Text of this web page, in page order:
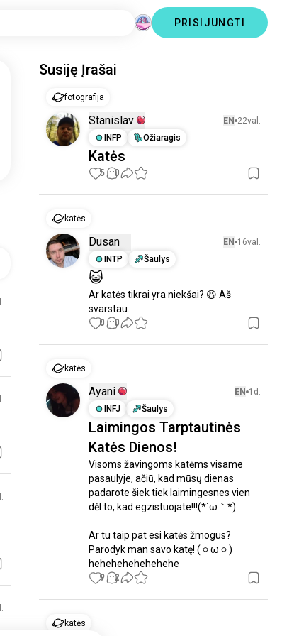
PRISIJUNGTI
Susiję Įrašai
fotografija
Stanislav EN 22val.
INFP
Ožiaragis
Katės
5 0
katės
Dusan EN 16val.
INTP
Šaulys
😺
Ar katės tikrai yra niekšai? 😆 Aš
svarstau.
0 0
katės
Ayani EN 1d.
INFJ
Šaulys
Laimingos Tarptautinės
Katės Dienos!
Visoms žavingoms katėms visame
pasaulyje, ačiū, kad mūsų dienas
padarote šiek tiek laimingesnes vien
dėl to, kad egzistuojate!!!(⁠*⁠´⁠ω⁠｀⁠*⁠)
Ar tu taip pat esi katės žmogus?
Parodyk man savo katę! (⁠ㆁ⁠ω⁠ㆁ⁠)
hehehehehehehehe
9 2
katės